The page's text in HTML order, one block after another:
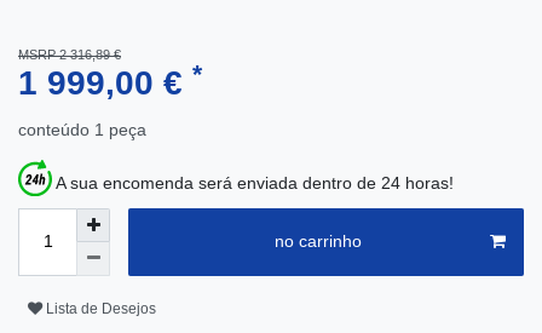
MSRP 2 316,89 €
1 999,00 € *
conteúdo 1 peça
A sua encomenda será enviada dentro de 24 horas!
no carrinho
Lista de Desejos